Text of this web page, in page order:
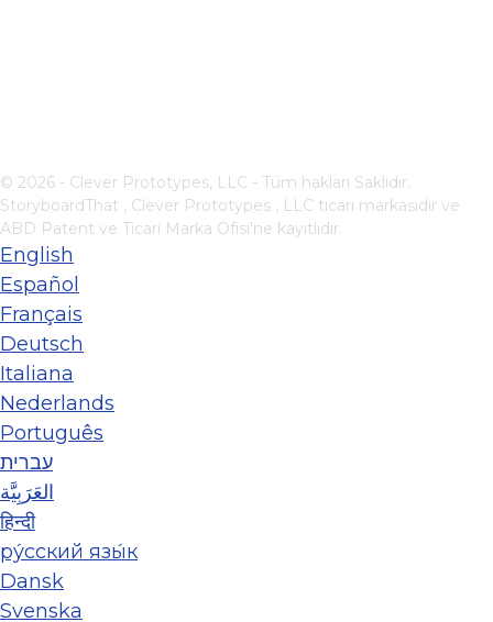
© 2026 - Clever Prototypes, LLC - Tüm hakları Saklıdır.
StoryboardThat , Clever Prototypes , LLC ticari markasıdır ve
ABD Patent ve Ticari Marka Ofisi'ne kayıtlıdır.
English
Español
Français
Deutsch
Italiana
Nederlands
Português
עברית
العَرَبِيَّة
हिन्दी
ру́сский язы́к
Dansk
Svenska